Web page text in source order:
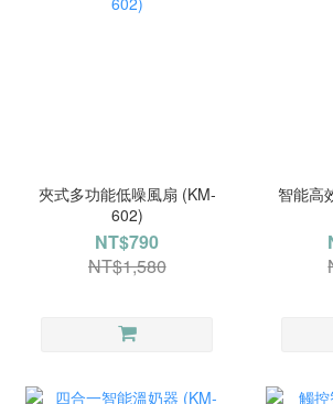
夾式多功能低噪風扇 (KM-
602)
NT$790
NT$1,580
智能高